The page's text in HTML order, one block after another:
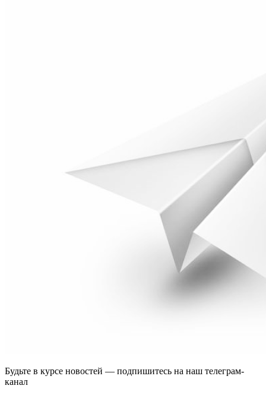
Будьте в курсе новостей — подпишитесь на наш телеграм-
канал